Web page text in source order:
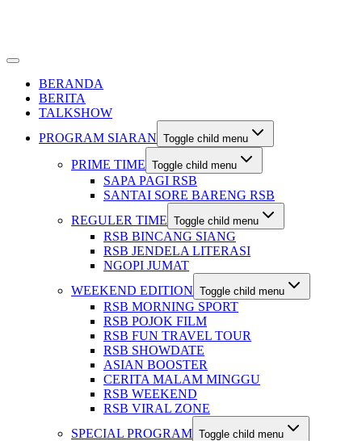
BERANDA
BERITA
TALKSHOW
PROGRAM SIARAN Toggle child menu
PRIME TIME Toggle child menu
SAPA PAGI RSB
SANTAI SORE BARENG RSB
REGULER TIME Toggle child menu
RSB BINCANG SIANG
RSB JENDELA LITERASI
NGOPI JUMAT
WEEKEND EDITION Toggle child menu
RSB MORNING SPORT
RSB POJOK FILM
RSB FUN TRAVEL TOUR
RSB SHOWDATE
ASIAN BOOSTER
CERITA MALAM MINGGU
RSB WEEKEND
RSB VIRAL ZONE
SPECIAL PROGRAM Toggle child menu